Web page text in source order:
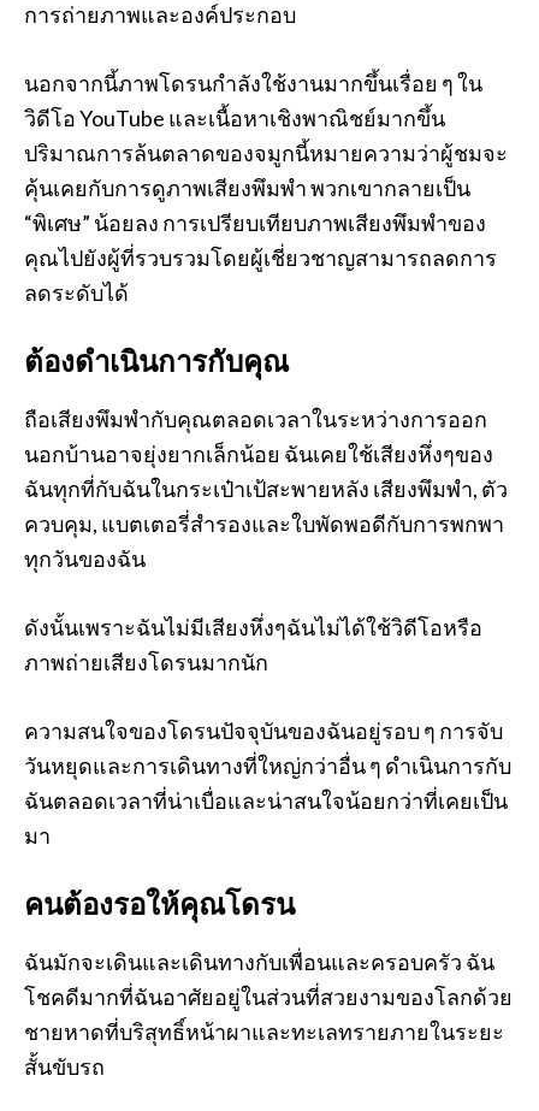
การถ่ายภาพและองค์ประกอบ
นอกจากนี้ภาพโดรนกำลังใช้งานมากขึ้นเรื่อย ๆ ใน
วิดีโอ YouTube และเนื้อหาเชิงพาณิชย์มากขึ้น
ปริมาณการล้นตลาดของจมูกนี้หมายความว่าผู้ชมจะ
คุ้นเคยกับการดูภาพเสียงพึมพำ พวกเขากลายเป็น
“พิเศษ” น้อยลง การเปรียบเทียบภาพเสียงพึมพำของ
คุณไปยังผู้ที่รวบรวมโดยผู้เชี่ยวชาญสามารถลดการ
ลดระดับได้
ต้องดำเนินการกับคุณ
ถือเสียงพึมพำกับคุณตลอดเวลาในระหว่างการออก
นอกบ้านอาจยุ่งยากเล็กน้อย ฉันเคยใช้เสียงหึ่งๆของ
ฉันทุกที่กับฉันในกระเป๋าเป้สะพายหลัง เสียงพึมพำ, ตัว
ควบคุม, แบตเตอรี่สำรองและใบพัดพอดีกับการพกพา
ทุกวันของฉัน
ดังนั้นเพราะฉันไม่มีเสียงหึ่งๆฉันไม่ได้ใช้วิดีโอหรือ
ภาพถ่ายเสียงโดรนมากนัก
ความสนใจของโดรนปัจจุบันของฉันอยู่รอบ ๆ การจับ
วันหยุดและการเดินทางที่ใหญ่กว่าอื่น ๆ ดำเนินการกับ
ฉันตลอดเวลาที่น่าเบื่อและน่าสนใจน้อยกว่าที่เคยเป็น
มา
คนต้องรอให้คุณโดรน
ฉันมักจะเดินและเดินทางกับเพื่อนและครอบครัว ฉัน
โชคดีมากที่ฉันอาศัยอยู่ในส่วนที่สวยงามของโลกด้วย
ชายหาดที่บริสุทธิ์หน้าผาและทะเลทรายภายในระยะ
สั้นขับรถ